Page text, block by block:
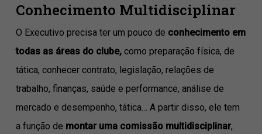
Conhecimento Multidisciplinar
O Executivo precisa ter um pouco de conhecimento em
todas as áreas do clube,como preparação física, de
tática, conhecer contrato, legislação, relações de
trabalho, finanças, saúde e performance, análise de
mercado e desempenho, tática… A partir disso, ele tem
a função de montar uma comissão multidisciplinar,